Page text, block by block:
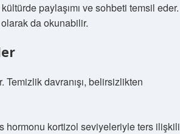
paylaşımı ve sohbeti temsil eder.
olarak da okunabilir.
davranışı, belirsizlikten
hormonu kortizol seviyeleriyle ters ilişkili